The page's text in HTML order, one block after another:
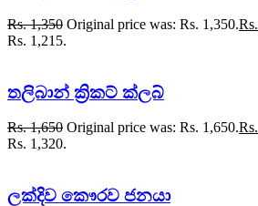
Rs.1,350 Original price was: Rs. 1,350.Rs.
Rs. 1,215.
තලිබාන් ක්‍රිකට් ක්ලබ්
Rs.1,650 Original price was: Rs. 1,650.Rs.
Rs. 1,320.
ලක්දිව කෞරව ජනයා